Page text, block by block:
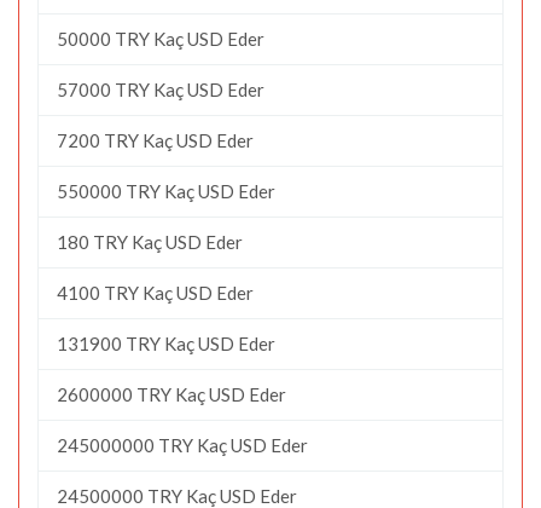
50000 TRY Kaç USD Eder
57000 TRY Kaç USD Eder
7200 TRY Kaç USD Eder
550000 TRY Kaç USD Eder
180 TRY Kaç USD Eder
4100 TRY Kaç USD Eder
131900 TRY Kaç USD Eder
2600000 TRY Kaç USD Eder
245000000 TRY Kaç USD Eder
24500000 TRY Kaç USD Eder